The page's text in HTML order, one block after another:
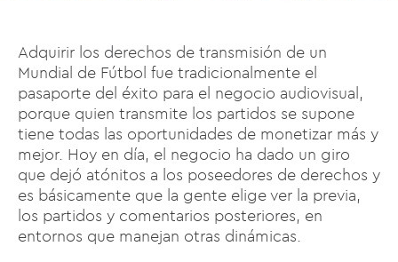
Adquirir los derechos de transmisión de un
Mundial de Fútbol fue tradicionalmente el
pasaporte del éxito para el negocio audiovisual,
porque quien transmite los partidos se supone
tiene todas las oportunidades de monetizar más y
mejor. Hoy en día, el negocio ha dado un giro
que dejó atónitos a los poseedores de derechos y
es básicamente que la gente elige ver la previa,
los partidos y comentarios posteriores, en
entornos que manejan otras dinámicas.